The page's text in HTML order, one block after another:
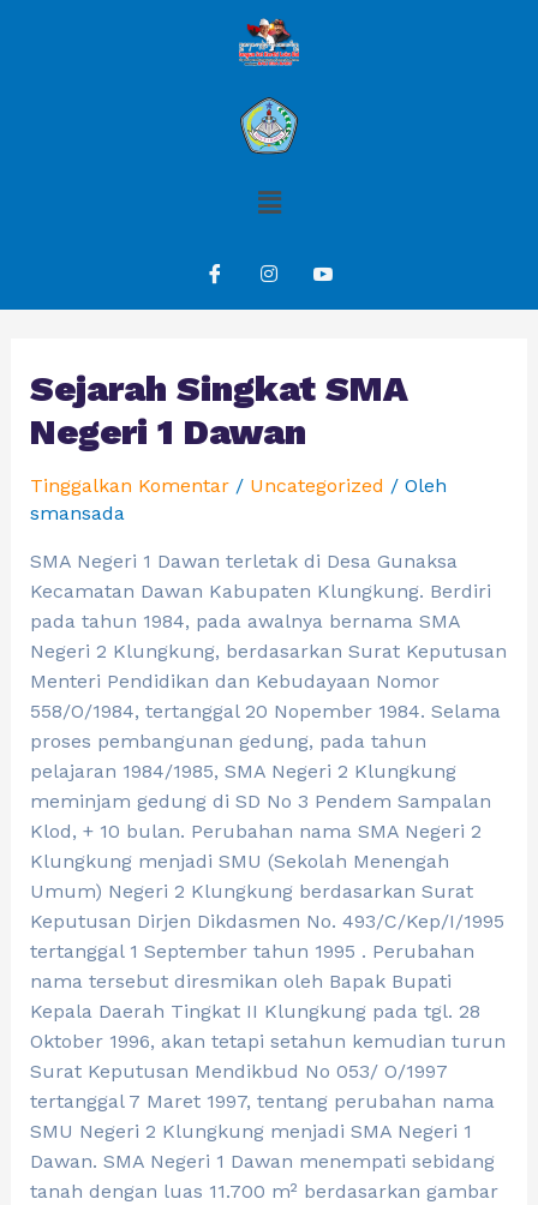
Sejarah Singkat SMA
Negeri 1 Dawan
Tinggalkan Komentar / Uncategorized / Oleh
smansada
SMA Negeri 1 Dawan terletak di Desa Gunaksa
Kecamatan Dawan Kabupaten Klungkung. Berdiri
pada tahun 1984, pada awalnya bernama SMA
Negeri 2 Klungkung, berdasarkan Surat Keputusan
Menteri Pendidikan dan Kebudayaan Nomor
558/O/1984, tertanggal 20 Nopember 1984. Selama
proses pembangunan gedung, pada tahun
pelajaran 1984/1985, SMA Negeri 2 Klungkung
meminjam gedung di SD No 3 Pendem Sampalan
Klod, + 10 bulan. Perubahan nama SMA Negeri 2
Klungkung menjadi SMU (Sekolah Menengah
Umum) Negeri 2 Klungkung berdasarkan Surat
Keputusan Dirjen Dikdasmen No. 493/C/Kep/I/1995
tertanggal 1 September tahun 1995 . Perubahan
nama tersebut diresmikan oleh Bapak Bupati
Kepala Daerah Tingkat II Klungkung pada tgl. 28
Oktober 1996, akan tetapi setahun kemudian turun
Surat Keputusan Mendikbud No 053/ O/1997
tertanggal 7 Maret 1997, tentang perubahan nama
SMU Negeri 2 Klungkung menjadi SMA Negeri 1
Dawan. SMA Negeri 1 Dawan menempati sebidang
tanah dengan luas 11.700 m² berdasarkan gambar